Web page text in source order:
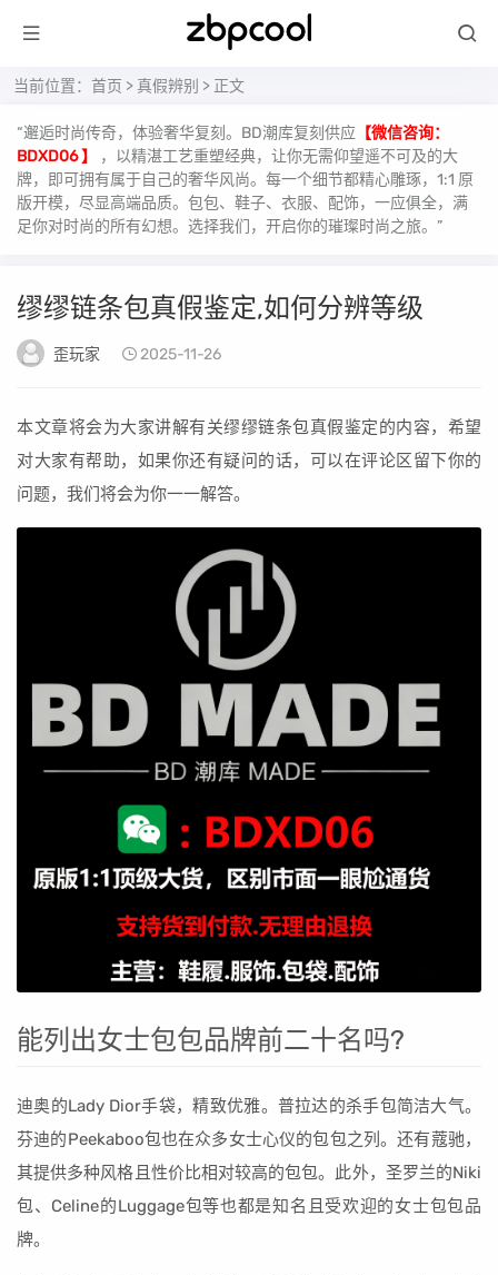
当前位置： 首页 > 真假辨别 > 正文
“邂逅时尚传奇，体验奢华复刻。BD潮库复刻供应 【微信咨询：
BDXD06 】
，以精湛工艺重塑经典，让你无需仰望遥不可及的大
牌，即可拥有属于自己的奢华风尚。每一个细节都精心雕琢，1:1 原
版开模，尽显高端品质。包包、鞋子、衣服、配饰，一应俱全，满
足你对时尚的所有幻想。选择我们，开启你的璀璨时尚之旅。”
缪缪链条包真假鉴定,如何分辨等级
歪玩家 2025-11-26
本文章将会为大家讲解有关缪缪链条包真假鉴定的内容，希望
对大家有帮助，如果你还有疑问的话，可以在评论区留下你的
问题，我们将会为你一一解答。
能列出女士包包品牌前二十名吗?
迪奥的Lady Dior手袋，精致优雅。普拉达的杀手包简洁大气。
芬迪的Peekaboo包也在众多女士心仪的包包之列。还有蔻驰，
其提供多种风格且性价比相对较高的包包。此外，圣罗兰的Niki
包、Celine的Luggage包等也都是知名且受欢迎的女士包包品
牌。